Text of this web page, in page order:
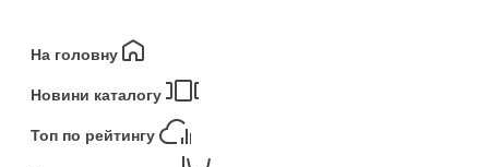
На головну
Новини каталогу
Топ по рейтингу